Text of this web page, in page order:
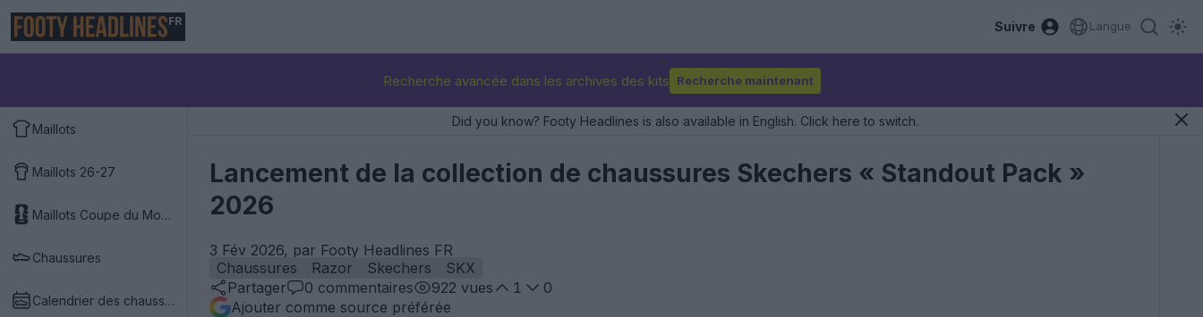
FR Suivre Langue
Recherche avancée dans les archives des kits Recherche maintenant
Maillots
Maillots 26-27
Maillots Coupe du Monde 2026
Chaussures
Calendrier des chaussures
Did you know? Footy Headlines is also available in English. Click here to switch.
Lancement de la collection de chaussures Skechers « Standout Pack »
2026
3 Fév 2026, par Footy Headlines FR
Chaussures
Razor Skechers
SKX
Partager
0 commentaires 922 vues 1
0
Ajouter comme source préférée